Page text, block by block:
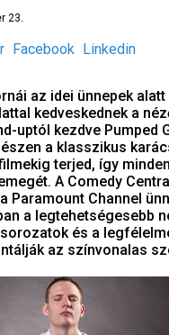
23.
Facebook Linkedin
az idei ünnepek alatt
kedveskednek a
uptól kezdve Pumped
a klasszikus
terjed, így
A Comedy
Paramount Channel
a legtehetségesebb
és a
az színvonalas